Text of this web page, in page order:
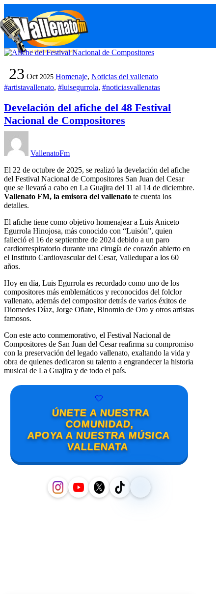
to
content
23 Oct 2025 Homenaje, Noticias del vallenato
#artistavallenato, #luisegurrola, #noticiasvallenatas
Develación del afiche del 48 Festival
Nacional de Compositores
VallenatoFm
El 22 de octubre de 2025, se realizó la develación del afiche
del Festival Nacional de Compositores San Juan del Cesar
que se llevará a cabo en La Guajira del 11 al 14 de diciembre.
Vallenato FM, la emisora del vallenato te cuenta los
detalles.
El afiche tiene como objetivo homenajear a Luis Aniceto
Egurrola Hinojosa, más conocido con “Luisón”, quien
falleció el 16 de septiembre de 2024 debido a un paro
cardiorrespiratorio durante una cirugía de corazón abierto en
el Instituto Cardiovascular del Cesar, Valledupar a los 60
años.
Hoy en día, Luis Egurrola es recordado como uno de los
compositores más emblemáticos y reconocidos del folclor
vallenato, además del compositor detrás de varios éxitos de
Diomedes Díaz, Jorge Oñate, Binomio de Oro y otros artistas
famosos.
Con este acto conmemorativo, el Festival Nacional de
Compositores de San Juan del Cesar reafirma su compromiso
con la preservación del legado vallenato, exaltando la vida y
obra de quienes dedicaron su talento a engrandecer la historia
musical de La Guajira y de todo el país.
🤍
ÚNETE A NUESTRA
COMUNIDAD,
APOYA A NUESTRA MÚSICA
VALLENATA